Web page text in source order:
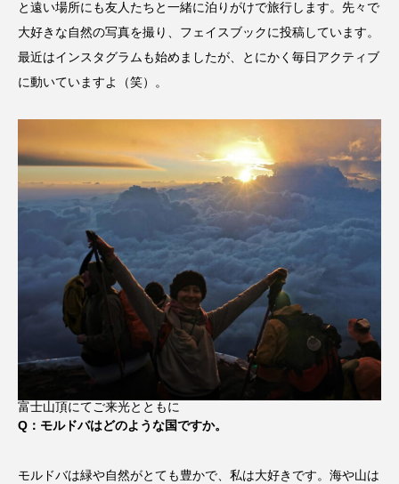
と遠い場所にも友人たちと一緒に泊りがけで旅行します。先々で
大好きな自然の写真を撮り、フェイスブックに投稿しています。
最近はインスタグラムも始めましたが、とにかく毎日アクティブ
に動いていますよ（笑）。
富士山頂にてご来光とともに
Q：モルドバはどのような国ですか。
モルドバは緑や自然がとても豊かで、私は大好きです。海や山は